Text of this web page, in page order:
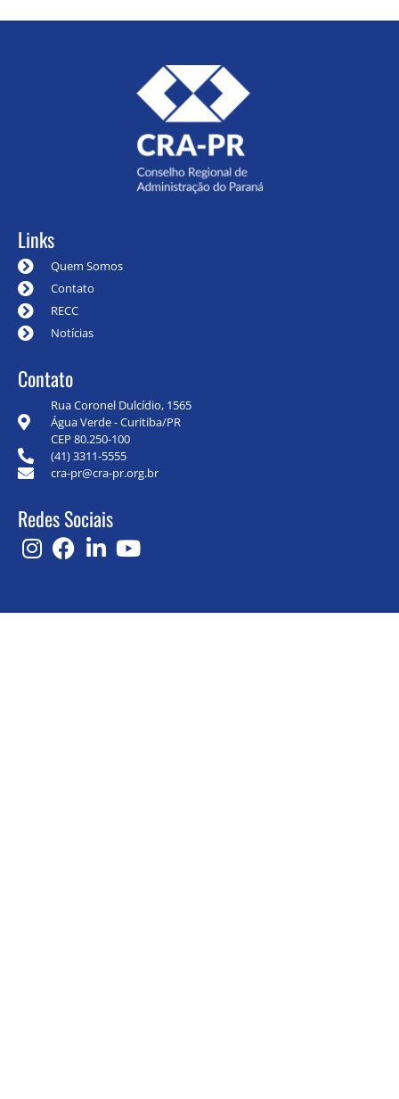
Links
Quem Somos
Contato
RECC
Notícias
Contato
Rua Coronel Dulcídio, 1565
Água Verde - Curitiba/PR
CEP 80.250-100
(41) 3311-5555
cra-pr@cra-pr.org.br
Redes Sociais